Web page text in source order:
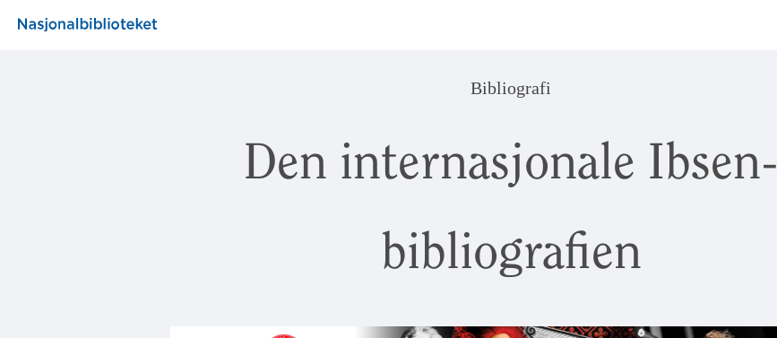
Bibliografi
Den internasjonale Ibsen-
bibliografien